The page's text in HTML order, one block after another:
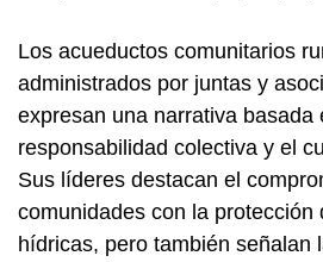
Los acueductos comunitarios
administrados por juntas y
expresan una narrativa basada
responsabilidad colectiva y el
Sus líderes destacan el
comunidades con la protección
hídricas, pero también señalan